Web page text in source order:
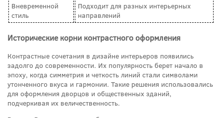
Вневременной
стиль
Подходит для разных интерьерных
направлений
Исторические корни контрастного оформления
Контрастные сочетания в дизайне интерьеров появились
задолго до современности. Их популярность берет начало в
эпоху, когда симметрия и четкость линий стали символами
утонченного вкуса и гармонии. Такие решения использовались
для оформления дворцов и общественных зданий,
подчеркивая их величественность.